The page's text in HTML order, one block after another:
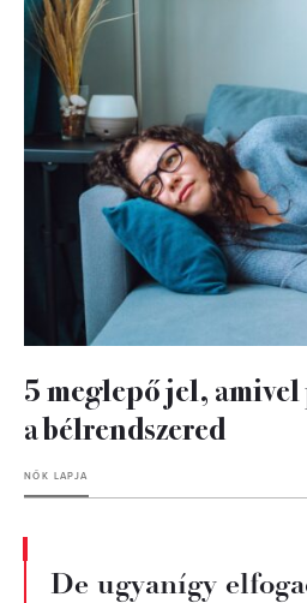
5 meglepő jel,
a bélrendszered
NŐK LAPJA
De ugyanígy